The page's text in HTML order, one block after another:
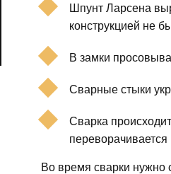
Шпунт Ларсена
конструкцией не
В замки
Сварные стыки
Сварка
Во время сварки нужно